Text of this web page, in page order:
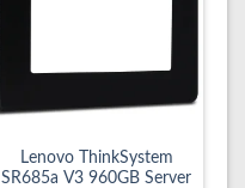
Lenovo ThinkSystem
SR685a V3 960GB Server